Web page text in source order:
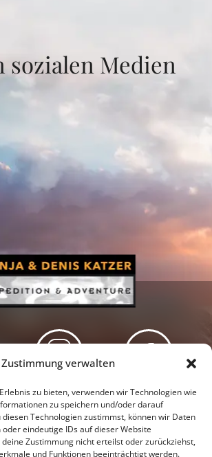
Zustimmung verwalten
zu bieten, verwenden wir Technologien wie
zu speichern und/oder darauf
Technologien zustimmst, können wir Daten
eindeutige IDs auf dieser Website
Zustimmung nicht erteilst oder zurückziehst,
und Funktionen beeinträchtigt werden.
sozialen Medien
Podcast Facebook